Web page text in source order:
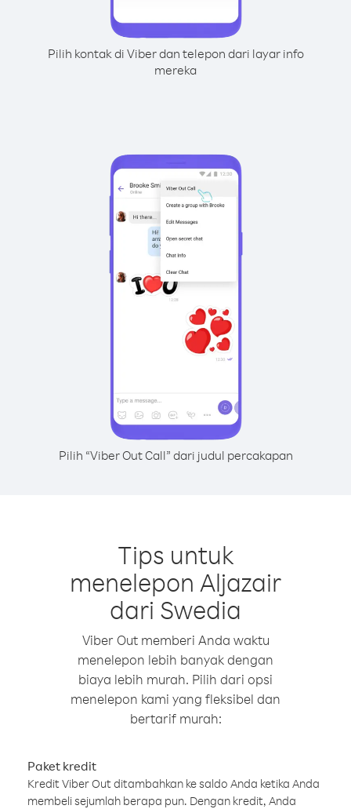
Pilih kontak di Viber dan telepon dari layar info
mereka
Pilih “Viber Out Call” dari judul percakapan
Tips untuk
menelepon Aljazair
dari Swedia
Viber Out memberi Anda waktu
menelepon lebih banyak dengan
biaya lebih murah. Pilih dari opsi
menelepon kami yang fleksibel dan
bertarif murah:
Paket kredit
Kredit Viber Out ditambahkan ke saldo Anda ketika Anda
membeli sejumlah berapa pun. Dengan kredit, Anda